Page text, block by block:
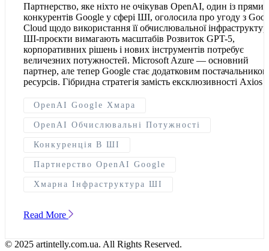
Партнерство, яке ніхто не очікував OpenAI, один із прямих
конкурентів Google у сфері ШІ, оголосила про угоду з
Cloud щодо використання її обчислювальної
ШІ-проєкти вимагають масштабів Розвиток GPT-5,
корпоративних рішень і нових інструментів потребує
величезних потужностей. Microsoft Azure — основний
партнер, але тепер Google стає додатковим постачальником
ресурсів. Гібридна стратегія замість ексклюзивності
OpenAI Google Хмара
OpenAI Обчислювальні Потужності
Конкуренція В ШІ
Партнерство OpenAI Google
Хмарна Інфраструктура ШІ
Read More
© 2025 artintelly.com.ua. All Rights Reserved.